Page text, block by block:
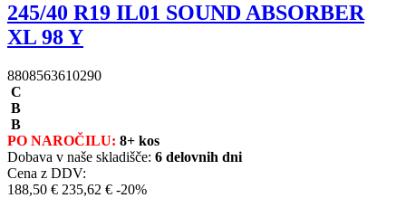
245/40 R19 IL01 SOUND ABSORBER
XL 98 Y
8808563610290
C
B
B
PO NAROČILU: 8+ kos
Dobava v naše skladišče: 6 delovnih dni
Cena z DDV:
188,50 € 235,62 € -20%